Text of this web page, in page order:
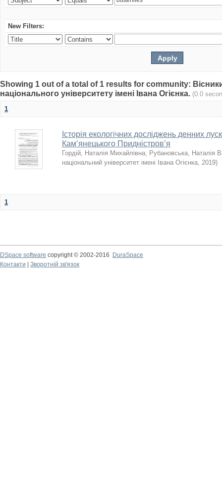
New Filters:
Showing 1 out of a total of 1 results for community:
національного університету імені Івана Огієнка. (0.0
1
Історія екологічних досліджень денних
Кам’янецького Придністров’я
Гордій, Наталія Михайлівна; Рубановська, Наталія
національний університет імені Івана Огієнка, 2019)
1
DSpace software copyright © 2002-2016
DuraSpace
Контакти
Зворотній зв'язок